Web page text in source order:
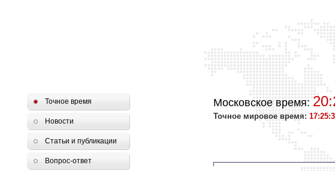
Московское время:
Точное мировое время:
Точное время
Новости
Статьи и публикации
Вопрос-ответ